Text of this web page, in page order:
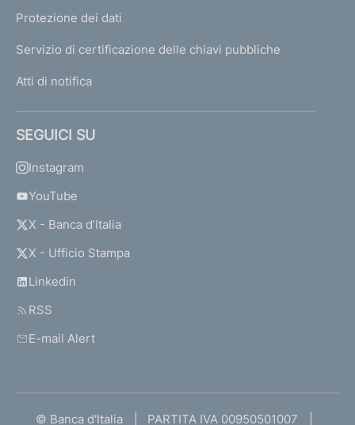
Protezione dei dati
Servizio di certificazione delle chiavi pubbliche
Atti di notifica
SEGUICI SU
Instagram
YouTube
X - Banca d’Italia
X - Ufficio Stampa
Linkedin
RSS
E-mail Alert
© Banca d'Italia PARTITA IVA 00950501007